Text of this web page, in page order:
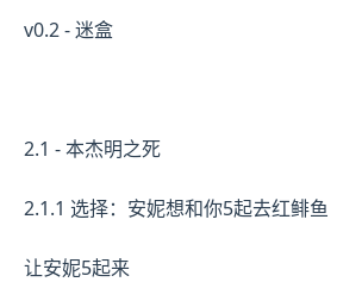
v0.2 - 迷盒
2.1 - 本杰明之死
2.1.1 选择：安妮想和你5起去红鲱鱼
让安妮5起来